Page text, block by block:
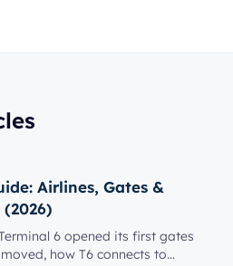
Airlines, Gates &
6 opened its first gates
how T6 connects to